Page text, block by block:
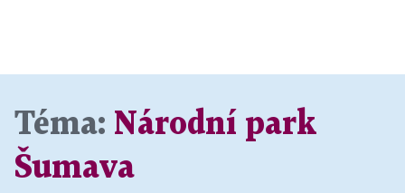
Téma: Národní park
Šumava